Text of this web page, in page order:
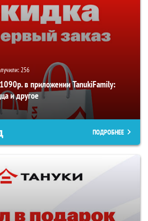
256
в приложении TanukiFamily:
и другое
ПОДРОБНЕЕ